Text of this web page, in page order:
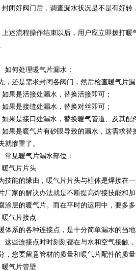
封闭好阀门后，调查漏水状况是不是有好转
上述流程操作结束以后，用户应立即拨打
如何处理暖气片漏水：
，还是需求封闭各阀门，然后检查暖气片漏
如果是活接处漏水，替换活接即可；
如果是接缝处漏水，替换对丝即可；
如果是接口处漏水，替换暖气管道、及其配
如果是暖气片有砂眼导致的漏水，这需求
就惨重了。
常见暖气片漏水部位：
暖气片片头
技能的缘由，暖气片片头与柱体是焊接在
厂家的解决办法就是不断提高焊接技能和
涂层的暖气片。而在平时的运用中，要多
暖气片接点
体系的各种连接点，是十分简单漏水的当
这些连接点时时刻刻都在与水和空气接触
，您要留意管材的质量和暖气片配件的质
暖气片管壁